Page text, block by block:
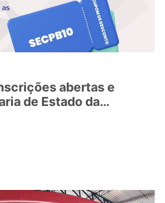
abertas e
de Estado da